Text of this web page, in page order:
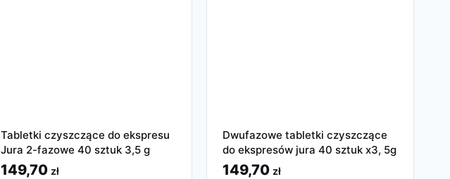
Tabletki czyszczące do ekspresu
Jura 2-fazowe 40 sztuk 3,5 g
149,70 zł
Dwufazowe tabletki czyszczące
do ekspresów jura 40 sztuk x3, 5g
149,70 zł